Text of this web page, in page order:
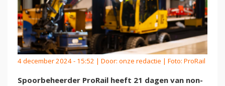
4 december 2024 - 15:52 | Door: onze redactie | Foto: ProRail
Spoorbeheerder ProRail heeft 21 dagen van non-